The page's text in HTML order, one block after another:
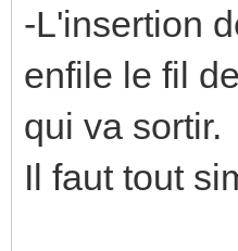
-L'insertion
enfile le fil
qui va sortir.
Il faut tout